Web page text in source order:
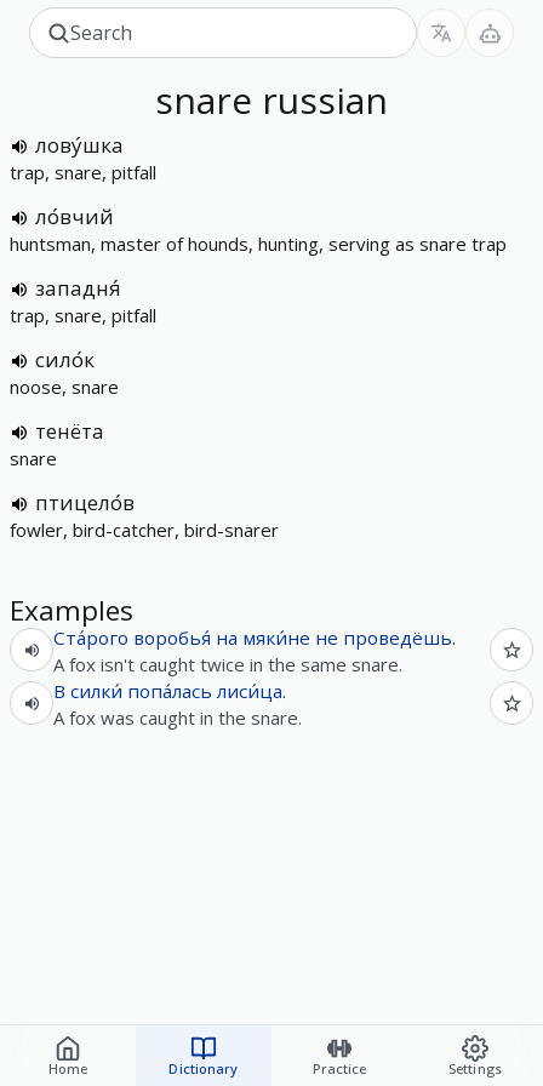
Home Dictionary Practice Settings
snare russian
лову́шка
trap, snare, pitfall
ло́вчий
huntsman, master of hounds, hunting, serving as snare trap
западня́
trap, snare, pitfall
сило́к
noose, snare
тенёта
snare
птицело́в
fowler, bird-catcher, bird-snarer
Examples
Ста́рого воробья́ на мяки́не не проведёшь.
A fox isn't caught twice in the same snare.
В силки́ попа́лась лиси́ца.
A fox was caught in the snare.